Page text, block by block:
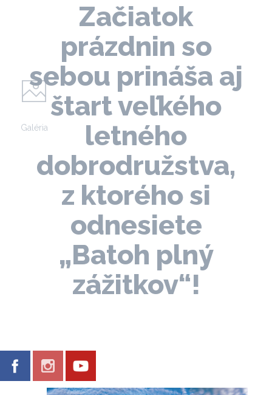
Začiatok
prázdnin so
sebou prináša aj
štart veľkého
letného
dobrodružstva,
z ktorého si
odnesiete
„Batoh plný
zážitkov“!
Galéria